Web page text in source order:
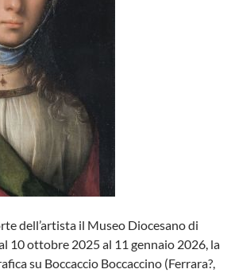
dell’artista il Museo Diocesano di
10 ottobre 2025 al 11 gennaio 2026, la
su Boccaccio Boccaccino (Ferrara?,